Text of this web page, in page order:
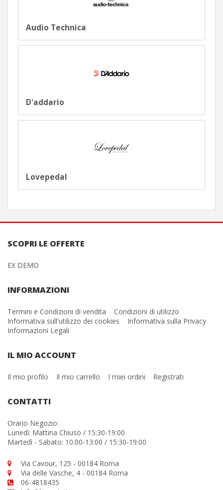
Audio Technica
D'addario
Lovepedal
SCOPRI LE OFFERTE
EX DEMO
INFORMAZIONI
Termini e Condizioni di vendita
Condizioni di utilizzo
Informativa sull'utilizzo dei cookies
Informativa sulla Privacy
Informazioni Legali
IL MIO ACCOUNT
Il mio profilo Il mio carrello I miei ordini Registrati
CONTATTI
Orario Negozio:
Lunedì: Mattina Chiuso / 15:30-19:00
Martedì - Sabato: 10:00-13:00 / 15:30-19:00
Via Cavour, 125 - 00184 Roma
Via delle Vasche, 4 - 00184 Roma
06-4818435